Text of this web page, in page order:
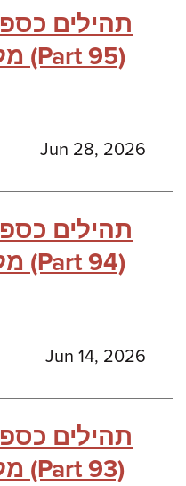
תהילים
מלחמת חרבות ברזל (Part 95)
Jun 28, 2026
תהילים
מלחמת חרבות ברזל (Part 94)
Jun 14, 2026
תהילים
מלחמת חרבות ברזל (Part 93)